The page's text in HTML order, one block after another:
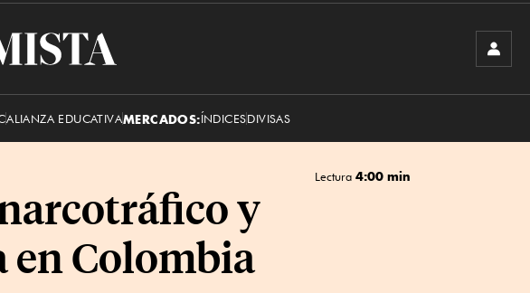
ALIANZA EDUCATIVAMERCADOS:ÍNDICESDIVISAS
Lectura 4:00 min
y
Colombia